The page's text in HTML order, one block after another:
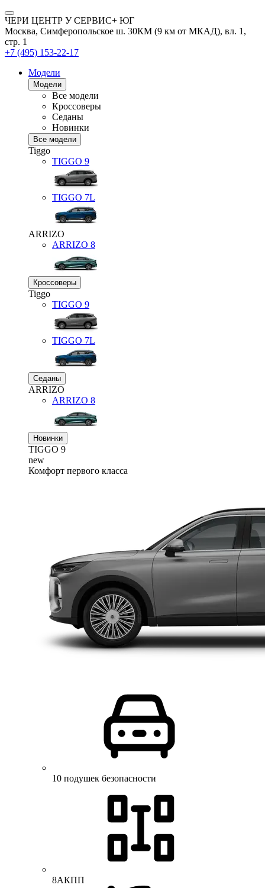
ЧЕРИ ЦЕНТР У СЕРВИС+ ЮГ
Москва, Симферопольское ш. 30КМ (9 км от МКАД), вл. 1,
стр. 1
+7 (495) 153-22-17
Модели
Модели
Все модели
Кроссоверы
Седаны
Новинки
Все модели
Tiggo
TIGGO 9
TIGGO 7L
ARRIZO
ARRIZO 8
Кроссоверы
Tiggo
TIGGO 9
TIGGO 7L
Седаны
ARRIZO
ARRIZO 8
Новинки
TIGGO 9
new
Комфорт первого класса
10 подушек безопасности
8АКПП